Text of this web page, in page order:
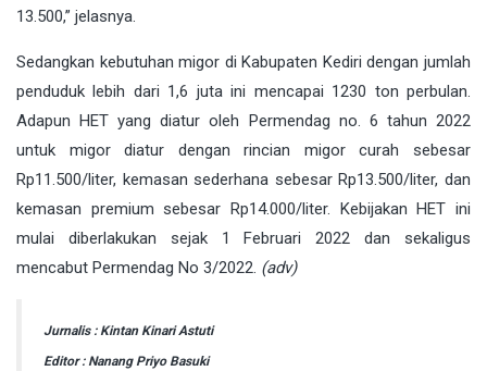
13.500,” jelasnya.
Sedangkan kebutuhan migor di Kabupaten Kediri dengan jumlah
penduduk lebih dari 1,6 juta ini mencapai 1230 ton perbulan.
Adapun HET yang diatur oleh Permendag no. 6 tahun 2022
untuk migor diatur dengan rincian migor curah sebesar
Rp11.500/liter, kemasan sederhana sebesar Rp13.500/liter, dan
kemasan premium sebesar Rp14.000/liter. Kebijakan HET ini
mulai diberlakukan sejak 1 Februari 2022 dan sekaligus
mencabut Permendag No 3/2022. (adv)
Jurnalis : Kintan Kinari Astuti
Editor : Nanang Priyo Basuki